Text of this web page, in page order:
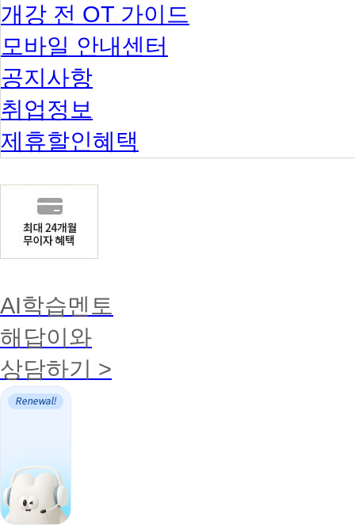
개강 전 OT 가이드
모바일 안내센터
공지사항
취업정보
제휴할인혜택
AI학습멘토
해답이와
상담하기 >